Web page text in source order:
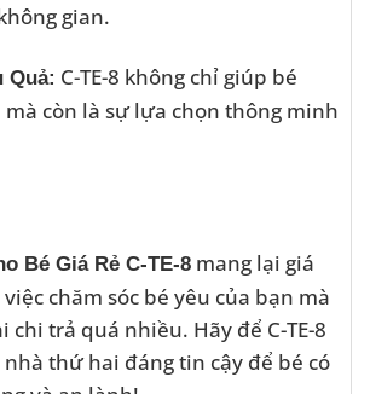
gian.
Quả: C-TE-8 không chỉ giúp bé
còn là sự lựa chọn thông minh
Bé Giá Rẻ C-TE-8 mang lại giá
chăm sóc bé yêu của bạn mà
chi trả quá nhiều. Hãy để C-TE-8
thứ hai đáng tin cậy để bé có